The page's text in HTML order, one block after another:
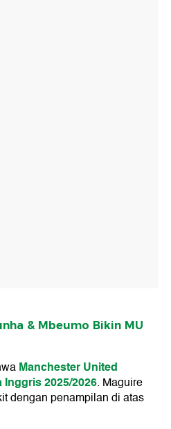
& Mbeumo Bikin MU
Manchester United
Inggris 2025/2026. Maguire
dengan penampilan di atas